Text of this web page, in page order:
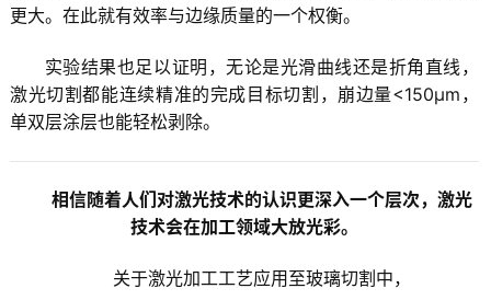
更大。在此就有效率与边缘质量的一个权衡。
实验结果也足以证明，无论是光滑曲线还是折角直线，
激光切割都能连续精准的完成目标切割，崩边量<150μm，
单双层涂层也能轻松剥除。
相信随着人们对激光技术的认识更深入一个层次，激光
技术会在加工领域大放光彩。
关于激光加工工艺应用至玻璃切割中，